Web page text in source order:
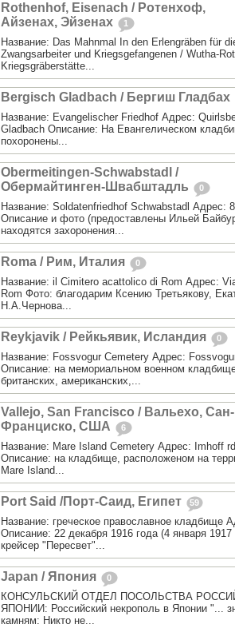
Rothenhof, Eisenach / Ротенхоф,
Айзенах, Эйзенах
1
Название: Das Mahnmal In den Erlengräben für
Zwangsarbeiter und Kriegsgefangenen / Wutha-
Kriegsgräberstätte...
Bergisch Gladbach / Бергиш Гладбах
Название: Evangelischer Friedhof Адрес:
Gladbach Описание: На Евангелическом
похоронены...
Obermeitingen-Schwabstadl /
Обермайтинген-Швабштадль
0
Название: Soldatenfriedhof Schwabstadl Адрес:
Описание и фото (предоставлены Ильей
находятся захоронения...
Roma / Рим, Италия 0
Название: il Cimitero acattolico di Rom Адрес:
Rom Фото: благодарим Ксению Третьякову,
Н.А.Чернова...
Reykjavik / Рейкьявик, Исландия 0
Название: Fossvogur Cemetery Адрес:
Описание: на мемориальном военном
британских, американских,...
Vallejo, San Francisco / Вальехо, Сан-
Франциско, США
6
Название: Mare Island Cemetery Адрес: Imhoff
Описание: на кладбище, расположеном на
Mare Island...
Port Said /Порт-Саид, Египет 59
Название: греческое православное кладбище
Описание: 22 декабря 1916 года (4 января 1917
крейсер "Пересвет"...
Japan / Япония 0
КОНСУЛЬСКИЙ ОТДЕЛ ПОСОЛЬСТВА
ЯПОНИИ: Российский некрополь в Японии "...
камням: Никто не...